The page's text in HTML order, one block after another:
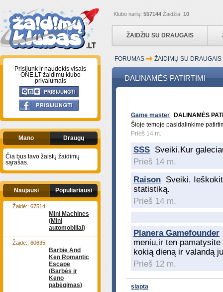
Klubo narių: 557144 Žaidžia: 10
ŽAIDŽIU SU DRAUGAIS
Prisijunk ir naudokis visais
ONE.LT žaidimų klubo
privalumais
Mano Draugų
Čia bus tavo žaistų žaidimų
sąrašas.
Naujausi Populiariausi
Mini Machines
(Mini
automobiliai)
Žaidė:: 67514
Barbie And
Ken Romantic
Escape
(Barbės ir
Keno
pabėgimas)
Žaidė:: 60635
FORUMAS ŽAIDIMŲ SU
DALINAMĖS PATIRTIMI
Game master
DALINAMĖS
Šioje temoje pasidalinkime
Prieš 14 m.
SSS Sveiki.Kur
Prieš 14 m.
Raison Sveiki.
statistiką.
Prieš 14 m.
Planera Gamefounder
meniu,ir ten
kokią dieną ir valandą
Prieš 12 m.
slapta